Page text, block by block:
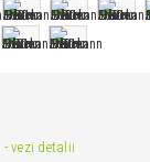
- vezi detalii